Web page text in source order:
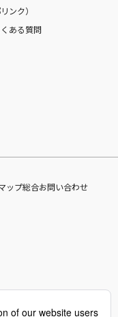
ンク）
ある質問
ップ総合お問い合わせ